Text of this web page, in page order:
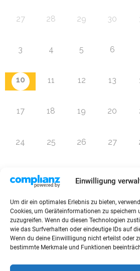
Einwilligung
Um dir ein optimales Erlebnis zu bieten,
Cookies, um Geräteinformationen zu speichern
zuzugreifen. Wenn du diesen Technologien
wie das Surfverhalten oder eindeutige IDs auf
Wenn du deine Einwillligung nicht erteilst oder
bestimmte Merkmale und Funktionen
27 28 29 30
3 4 5 6
10 11 12 13
17 18 19 20
24 25 26 27
Zur Eventübersicht